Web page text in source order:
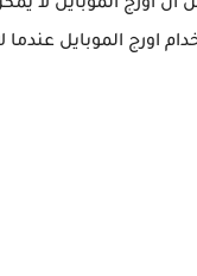
اورج الموبايل لا
اورج الموبايل عندما